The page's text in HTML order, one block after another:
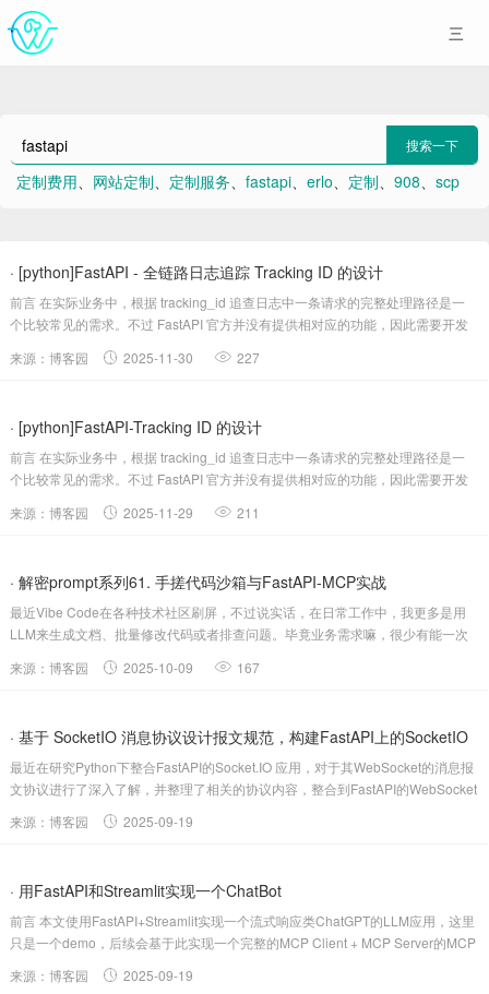
搜索一下
定制费用、 网站定制、 定制服务、 fastapi、 erlo、 定制、 908、 scp
· [python]FastAPI - 全链路日志追踪 Tracking ID 的设计
前言 在实际业务中，根据 tracking_id 追查日志中一条请求的完整处理路径是一
个比较常见的需求。不过 FastAPI 官方并没有提供相对应的功能，因此需要开发
来源：博客园 2025-11-30 227
· [python]FastAPI-Tracking ID 的设计
前言 在实际业务中，根据 tracking_id 追查日志中一条请求的完整处理路径是一
个比较常见的需求。不过 FastAPI 官方并没有提供相对应的功能，因此需要开发
来源：博客园 2025-11-29 211
· 解密prompt系列61. 手搓代码沙箱与FastAPI-MCP实战
最近Vibe Code在各种技术社区刷屏，不过说实话，在日常工作中，我更多是用
LLM来生成文档、批量修改代码或者排查问题。毕竟业务需求嘛，很少有能一次
来源：博客园 2025-10-09 167
· 基于 SocketIO 消息协议设计报文规范，构建FastAPI上的SocketIO
应用
最近在研究Python下整合FastAPI的Socket.IO 应用，对于其WebSocket的消息报
文协议进行了深入了解，并整理了相关的协议内容，整合到FastAPI的WebSocket
来源：博客园 2025-09-19
· 用FastAPI和Streamlit实现一个ChatBot
前言 本文使用FastAPI+Streamlit实现一个流式响应类ChatGPT的LLM应用，这里
只是一个demo，后续会基于此实现一个完整的MCP Client + MCP Server的MCP
来源：博客园 2025-09-19